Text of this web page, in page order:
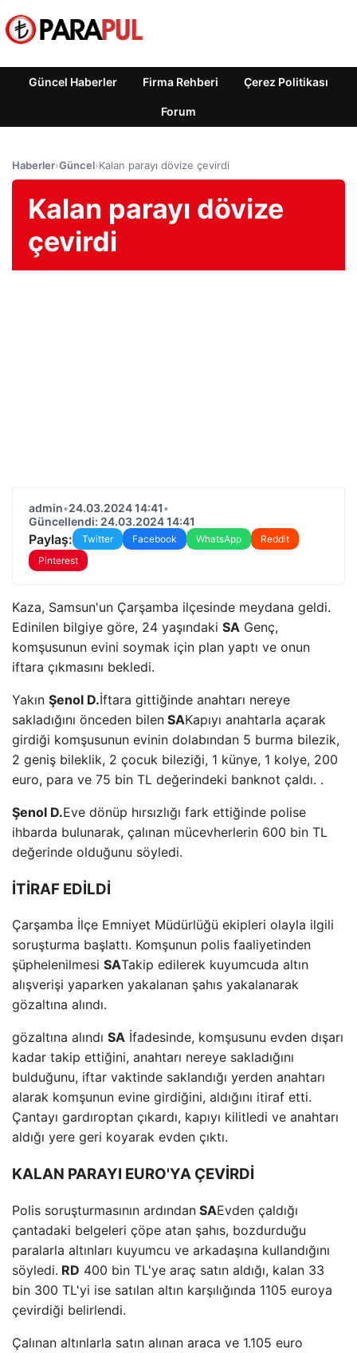
Güncel Haberler Firma Rehberi Çerez Politikası
Forum
Haberler›Güncel›Kalan parayı dövize çevirdi
Kalan parayı dövize
çevirdi
admin•24.03.2024 14:41•
Güncellendi: 24.03.2024 14:41
Paylaş: Twitter Facebook WhatsApp
Reddit
Pinterest
Kaza, Samsun'un Çarşamba ilçesinde meydana geldi.
Edinilen bilgiye göre, 24 yaşındaki SA Genç,
komşusunun evini soymak için plan yaptı ve onun
iftara çıkmasını bekledi.
Yakın Şenol D.İftara gittiğinde anahtarı nereye
sakladığını önceden bilen SAKapıyı anahtarla açarak
girdiği komşusunun evinin dolabından 5 burma bilezik,
2 geniş bileklik, 2 çocuk bileziği, 1 künye, 1 kolye, 200
euro, para ve 75 bin TL değerindeki banknot çaldı. .
Şenol D.Eve dönüp hırsızlığı fark ettiğinde polise
ihbarda bulunarak, çalınan mücevherlerin 600 bin TL
değerinde olduğunu söyledi.
İTİRAF EDİLDİ
Çarşamba İlçe Emniyet Müdürlüğü ekipleri olayla ilgili
soruşturma başlattı. Komşunun polis faaliyetinden
şüphelenilmesi SATakip edilerek kuyumcuda altın
alışverişi yaparken yakalanan şahıs yakalanarak
gözaltına alındı.
gözaltına alındı SA İfadesinde, komşusunu evden dışarı
kadar takip ettiğini, anahtarı nereye sakladığını
bulduğunu, iftar vaktinde saklandığı yerden anahtarı
alarak komşunun evine girdiğini, aldığını itiraf etti.
Çantayı gardıroptan çıkardı, kapıyı kilitledi ve anahtarı
aldığı yere geri koyarak evden çıktı.
KALAN PARAYI EURO'YA ÇEVİRDİ
Polis soruşturmasının ardından SAEvden çaldığı
çantadaki belgeleri çöpe atan şahıs, bozdurduğu
paralarla altınları kuyumcu ve arkadaşına kullandığını
söyledi. RD 400 bin TL'ye araç satın aldığı, kalan 33
bin 300 TL'yi ise satılan altın karşılığında 1105 euroya
çevirdiği belirlendi.
Çalınan altınlarla satın alınan araca ve 1.105 euro